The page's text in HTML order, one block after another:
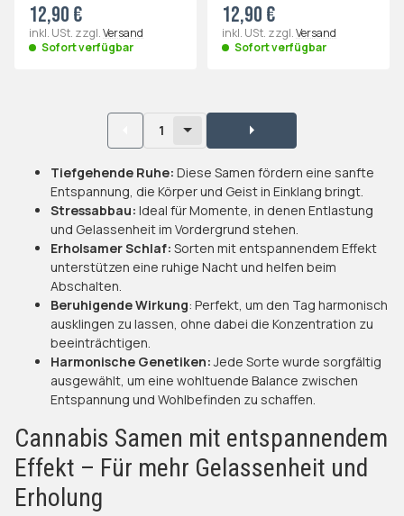
12,90 €
inkl. USt. zzgl.Versand
Sofort verfügbar
12,90 €
inkl. USt. zzgl.Versand
Sofort verfügbar
1
Tiefgehende Ruhe: Diese Samen fördern eine sanfte
Entspannung, die Körper und Geist in Einklang bringt.
Stressabbau: Ideal für Momente, in denen Entlastung
und Gelassenheit im Vordergrund stehen.
Erholsamer Schlaf: Sorten mit entspannendem Effekt
unterstützen eine ruhige Nacht und helfen beim
Abschalten.
Beruhigende Wirkung: Perfekt, um den Tag harmonisch
ausklingen zu lassen, ohne dabei die Konzentration zu
beeinträchtigen.
Harmonische Genetiken:Jede Sorte wurde sorgfältig
ausgewählt, um eine wohltuende Balance zwischen
Entspannung und Wohlbefinden zu schaffen.
Cannabis Samen mit entspannendem
Effekt – Für mehr Gelassenheit und
Erholung